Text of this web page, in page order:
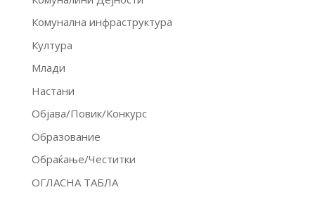
Комунална инфраструктура
Култура
Млади
Настани
Објава/Повик/Конкурс
Образование
Обраќање/Честитки
ОГЛАСНА ТАБЛА